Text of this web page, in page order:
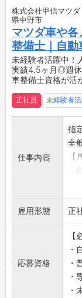
株式会社甲信マツ
県中野市
マツダ車や
整備士｜自
未経験者活躍中！
実績4.5ヶ月◎週
車整備士資格が活
正社員 未経験者
仕事内容
指
全
【
・
・
★
車
【
・
・
に
雇用形態 正
応募資格
【
・
・
・
・